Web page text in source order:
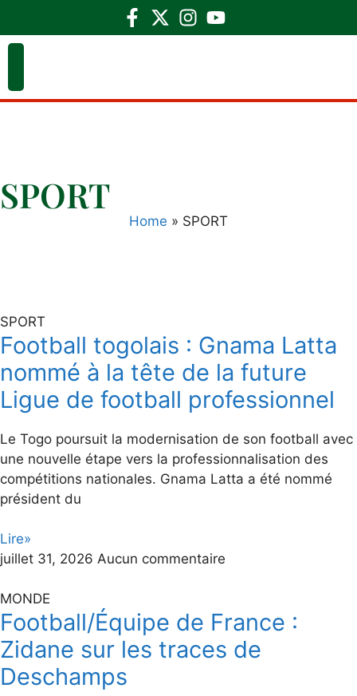
SPORT
Home » SPORT
SPORT
Football togolais : Gnama Latta
nommé à la tête de la future
Ligue de football professionnel
Le Togo poursuit la modernisation de son football avec
une nouvelle étape vers la professionnalisation des
compétitions nationales. Gnama Latta a été nommé
président du
Lire»
juillet 31, 2026 Aucun commentaire
MONDE
Football/Équipe de France :
Zidane sur les traces de
Deschamps